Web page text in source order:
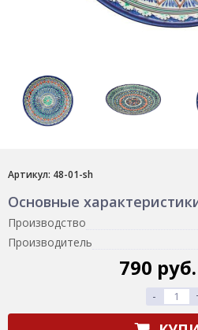
Артикул: 48-01-sh
Основные
Производство
Производитель
790 руб.
-